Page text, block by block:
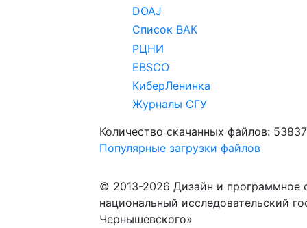
DOAJ
Список ВАК
РЦНИ
EBSCO
КиберЛенинка
Журналы СГУ
Количество скачанных файлов:
Популярные загрузки файлов
© 2013-2026 Дизайн и программное
национальный исследовательский
Чернышевского»